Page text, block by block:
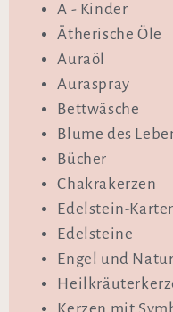
A - Kinder
Ätherische Öle
Auraöl
Auraspray
Bettwäsche
Blume des
Bücher
Chakrakerzen
Edelstein-
Edelsteine
Engel und